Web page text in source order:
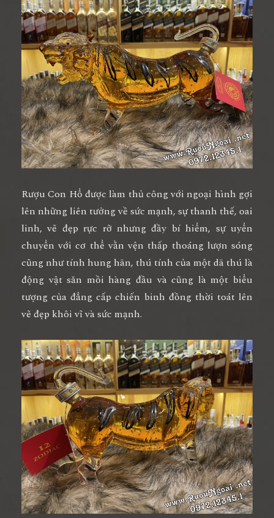
Rượu Con Hổ được làm thủ công với ngoại hình gợi
lên những liên tưởng về sức mạnh, sự thanh thế, oai
linh, vẽ đẹp rực rỡ nhưng đầy bí hiểm, sự uyển
chuyển với cơ thể vằn vện thấp thoáng lượn sóng
cũng như tính hung hãn, thú tính của một dã thú là
động vật săn mồi hàng đầu và cũng là một biểu
tượng của đẳng cấp chiến binh đồng thời toát lên
vẽ đẹp khôi vĩ và sức mạnh.